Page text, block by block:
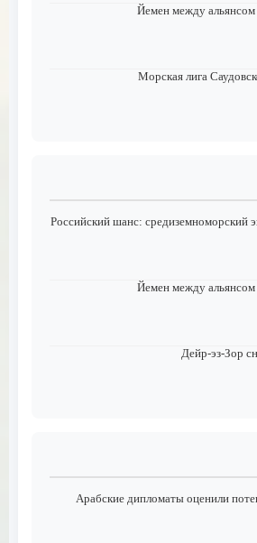
Йемен между
Морская лига
Российский шанс: средиземноморский
Йемен между
Дейр-эз-Зор
Арабские дипломаты оценили